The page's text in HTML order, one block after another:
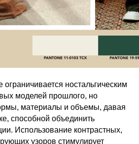
ностальгическим
моделей прошлого, но
материалы и объемы, давая
способной объединить
Использование контрастных,
узоров стимулирует